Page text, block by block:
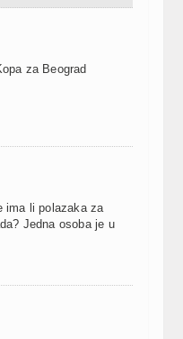
za Beograd
ima li polazaka za
Jedna osoba je u